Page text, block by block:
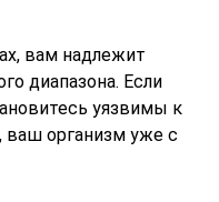
вам надлежит
диапазона. Если
уязвимы к
ваш организм уже с